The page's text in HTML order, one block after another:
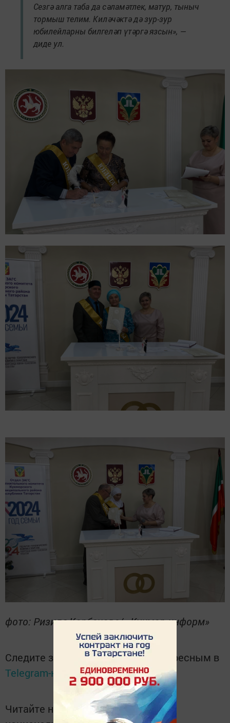
Сезгә алга таба да сәламәтлек, матур, тыныч
тормыш телим. Киләчәктә дә зур-зур
юбилейларны билгеләп үтәргә язсын», —
диде ул.
фото: Ризилә Корбанова/ «Кукмор-информ»
Следите за самым важным и интересным в
Telegram-каналеТатмедиа
Читайте новости Татарстана в